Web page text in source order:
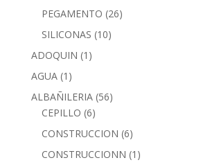
PEGAMENTO (26)
SILICONAS (10)
ADOQUIN (1)
AGUA (1)
ALBAÑILERIA (56)
CEPILLO (6)
CONSTRUCCION (6)
CONSTRUCCIONN (1)